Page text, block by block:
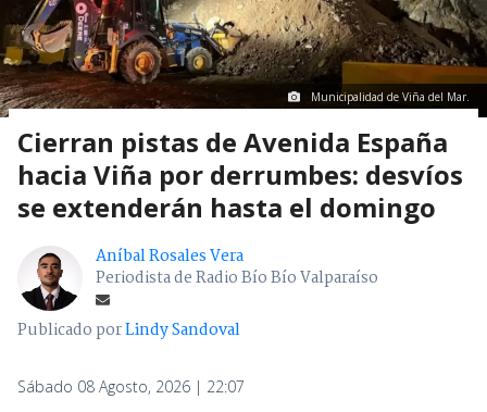
Municipalidad de Viña del Mar.
Cierran pistas de Avenida España
hacia Viña por derrumbes: desvíos
se extenderán hasta el domingo
Aníbal Rosales Vera
Periodista de Radio Bío Bío Valparaíso
Publicado porLindy Sandoval
Sábado 08 Agosto, 2026 | 22:07